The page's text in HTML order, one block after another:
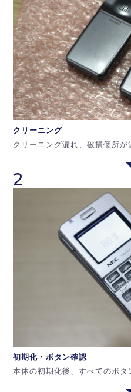
クリーニング
クリーニング漏れ、破損個所が
2
初期化・ボタン確認
本体の初期化後、すべてのボタ